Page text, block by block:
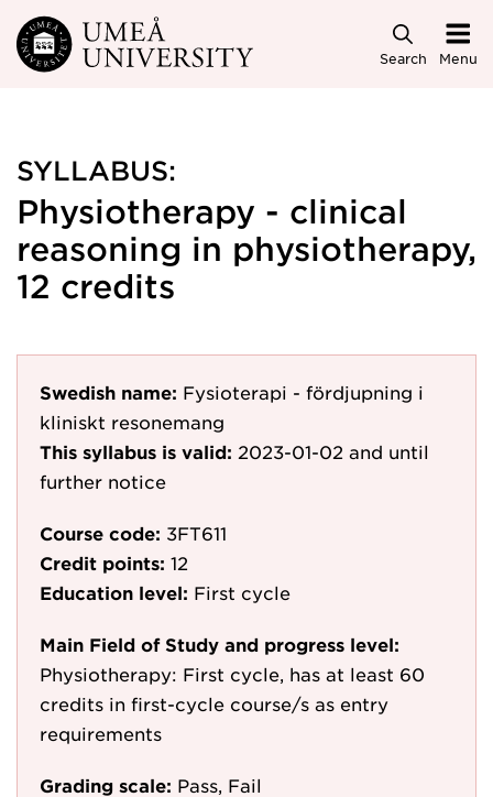
Skip to main content
Search Menu
SYLLABUS:
Physiotherapy - clinical
reasoning in physiotherapy,
12 credits
Swedish name: Fysioterapi - fördjupning i
kliniskt resonemang
This syllabus is valid: 2023-01-02 and until
further notice
Course code: 3FT611
Credit points: 12
Education level: First cycle
Main Field of Study and progress level:
Physiotherapy: First cycle, has at least 60
credits in first-cycle course/s as entry
requirements
Grading scale: Pass, Fail